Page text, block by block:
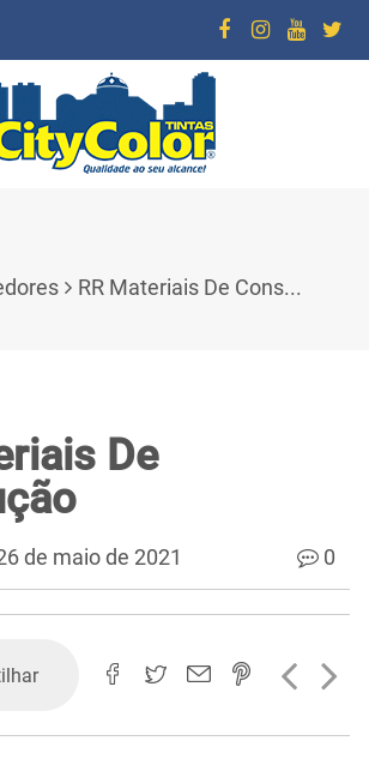
RR Materiais De Cons...
De
de maio de 2021 0